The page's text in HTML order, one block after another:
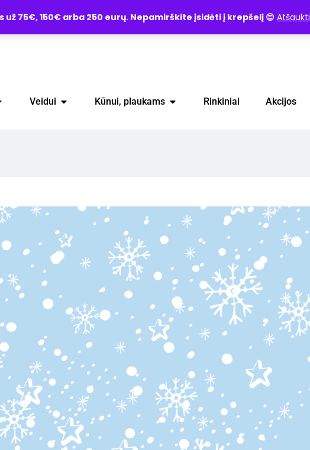
75€, 150€ arba 250 eurų. Nepamirškite įsidėti į krepšelį 😊 Atšaukti
Veidui Kūnui, plaukams Rinkiniai Akcijos